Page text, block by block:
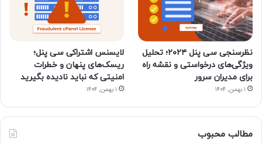
نظرسنجی سی پنل ۲۰۲۴؛ تحلیل
ویژگی‌های درخواستی و نقشه راه
برای مدیران سرور
۱ بهمن, ۱۴۰۴
لایسنس اشتراکی سی پنل؛
ریسک‌های پنهان و خطرات
امنیتی که نباید نادیده بگیرید
۱ بهمن, ۱۴۰۴
مطالب محبوب